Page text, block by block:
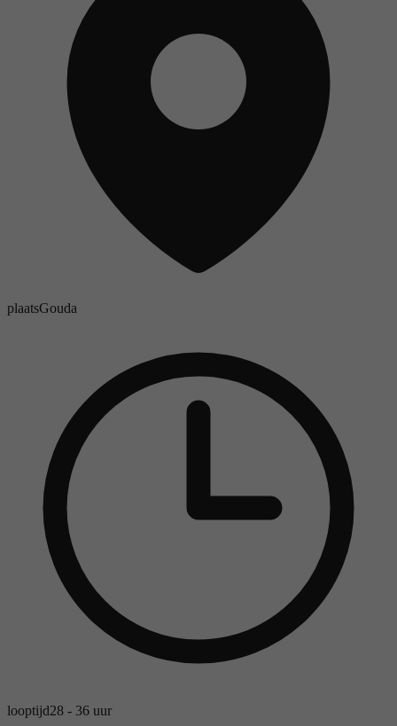
plaatsGouda
looptijd28 - 36 uur